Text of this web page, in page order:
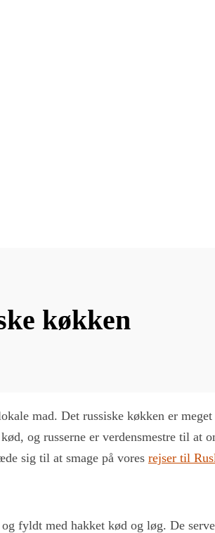
køkken
mad. Det russiske køkken er
og russerne er verdensmestre til at
sig til at smage på vores rejser til
fyldt med hakket kød og løg. De